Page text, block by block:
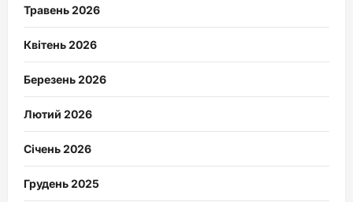
Травень 2026
Квітень 2026
Березень 2026
Лютий 2026
Січень 2026
Грудень 2025